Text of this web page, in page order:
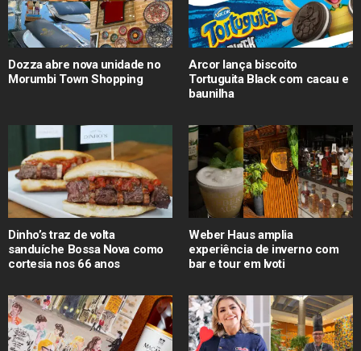
Dozza abre nova unidade no
Morumbi Town Shopping
Arcor lança biscoito
Tortuguita Black com cacau e
baunilha
Dinho’s traz de volta
sanduíche Bossa Nova como
cortesia nos 66 anos
Weber Haus amplia
experiência de inverno com
bar e tour em Ivoti